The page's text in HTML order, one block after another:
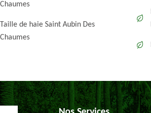
Chaumes
Taille de haie Saint Aubin Des
Chaumes